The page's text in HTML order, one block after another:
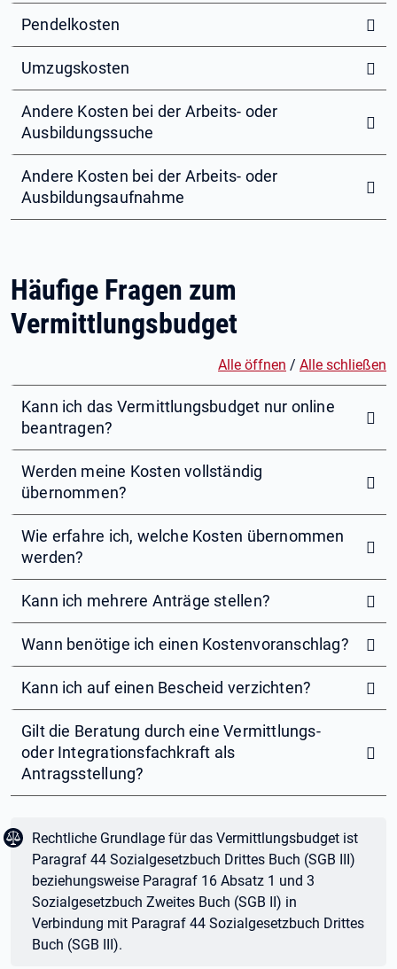
Pendelkosten
Umzugskosten
Andere Kosten bei der Arbeits- oder
Ausbildungssuche
Andere Kosten bei der Arbeits- oder
Ausbildungsaufnahme
Häufige Fragen zum
Vermittlungsbudget
Alle öffnen / Alle schließen
Kann ich das Vermittlungsbudget nur online
beantragen?
Werden meine Kosten vollständig
übernommen?
Wie erfahre ich, welche Kosten übernommen
werden?
Kann ich mehrere Anträge stellen?
Wann benötige ich einen Kostenvoranschlag?
Kann ich auf einen Bescheid verzichten?
Gilt die Beratung durch eine Vermittlungs-
oder Integrationsfachkraft als
Antragsstellung?
Juristischer Text:
Rechtliche Grundlage für das Vermittlungsbudget ist
Paragraf 44 Sozialgesetzbuch Drittes Buch (SGB III)
beziehungsweise Paragraf 16 Absatz 1 und 3
Sozialgesetzbuch Zweites Buch (SGB II) in
Verbindung mit Paragraf 44 Sozialgesetzbuch Drittes
Buch (SGB III).